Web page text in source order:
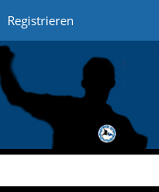
Registrieren